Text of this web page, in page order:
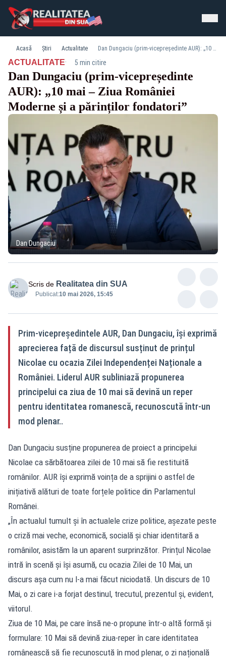
Acasă Știri Actualitate Dan Dungaciu (prim-vicepreședinte AUR): „10 mai – Ziua României Moderne și a părinților fondatori”
ACTUALITATE· 5 min citire
Dan Dungaciu (prim-vicepreședinte
AUR): „10 mai – Ziua României
Moderne și a părinților fondatori”
Dan Dungaciu
Scris de Realitatea din SUA
Publicat:10 mai 2026, 15:45
Prim-vicepreședintele AUR, Dan Dungaciu, își exprimă
aprecierea față de discursul susținut de prințul
Nicolae cu ocazia Zilei Independenței Naționale a
României. Liderul AUR subliniază propunerea
principelui ca ziua de 10 mai să devină un reper
pentru identitatea romanescă, recunoscută într-un
mod plenar..
Dan Dungaciu susține propunerea de proiect a principelui
Nicolae ca sărbătoarea zilei de 10 mai să fie restituită
românilor. AUR își exprimă voința de a sprijini o astfel de
inițiativă alături de toate forțele politice din Parlamentul
Românei.
„În actualul tumult și în actualele crize politice, așezate peste
o criză mai veche, economică, socială și chiar identitară a
românilor, asistăm la un aparent surprinzător. Prințul Nicolae
intră în scenă și își asumă, cu ocazia Zilei de 10 Mai, un
discurs așa cum nu l-a mai făcut niciodată. Un discurs de 10
Mai, o zi care i-a forjat destinul, trecutul, prezentul și, evident,
viitorul.
Ziua de 10 Mai, pe care însă ne-o propune într-o altă formă și
formulare: 10 Mai să devină ziua-reper în care identitatea
românească să fie recunoscută în mod plenar, o zi națională